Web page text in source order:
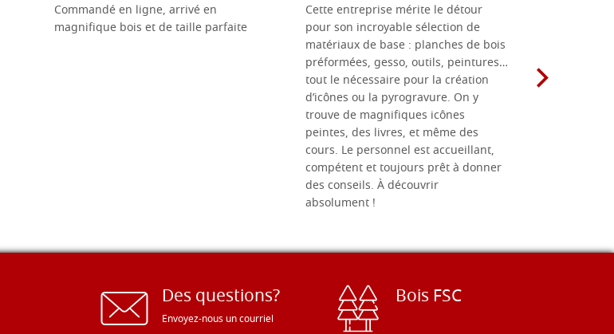
Commandé en ligne, arrivé en
magnifique bois et de taille parfaite
Cette entreprise mérite le détour
pour son incroyable sélection de
matériaux de base : planches de bois
préformées, gesso, outils, peintures…
tout le nécessaire pour la création
d’icônes ou la pyrogravure. On y
trouve de magnifiques icônes
peintes, des livres, et même des
cours. Le personnel est accueillant,
compétent et toujours prêt à donner
des conseils. À découvrir
absolument !
Des questions?
Envoyez-nous un courriel
Bois FSC